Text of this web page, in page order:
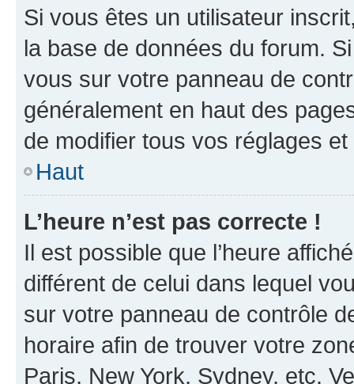
Si vous êtes un utilisateur
la base de données du forum.
vous sur votre panneau de
généralement en haut des
de modifier tous vos réglages
Haut
L’heure n’est pas correcte !
Il est possible que l’heure
différent de celui dans lequel
sur votre panneau de contrôle
horaire afin de trouver votre
Paris, New York, Sydney, etc.